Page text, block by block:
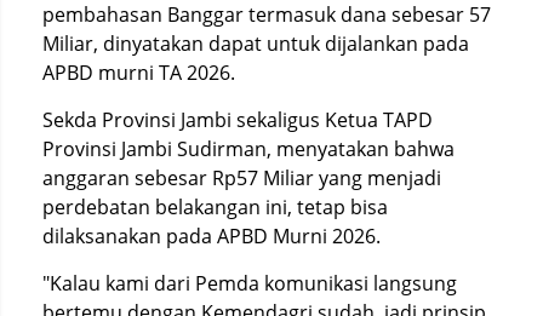
pembahasan Banggar termasuk dana sebesar 57
Miliar, dinyatakan dapat untuk dijalankan pada
APBD murni TA 2026.
Sekda Provinsi Jambi sekaligus Ketua TAPD
Provinsi Jambi Sudirman, menyatakan bahwa
anggaran sebesar Rp57 Miliar yang menjadi
perdebatan belakangan ini, tetap bisa
dilaksanakan pada APBD Murni 2026.
"Kalau kami dari Pemda komunikasi langsung